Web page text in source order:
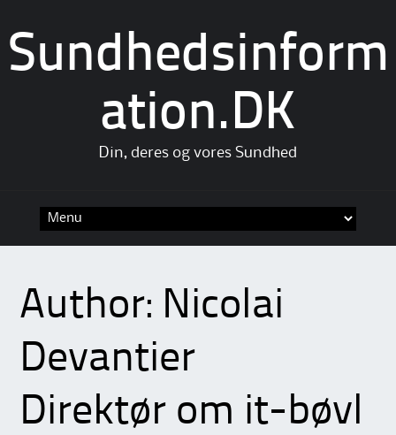
Sundhedsinform
ation.DK
Din, deres og vores Sundhed
Author: Nicolai
Devantier
Direktør om it-bøvl